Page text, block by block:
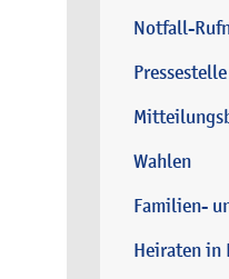
Notfall-
Pressestelle
Wahlen
Familien-
Heiraten in